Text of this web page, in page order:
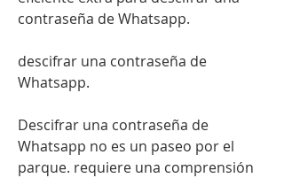
contraseña de Whatsapp.
descifrar una contraseña de
Whatsapp.
Descifrar una contraseña de
Whatsapp no es un paseo por el
parque. requiere una comprensión